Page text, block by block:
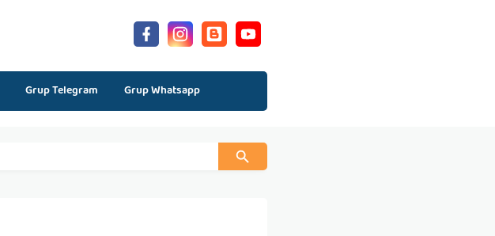
Grup Telegram Grup Whatsapp